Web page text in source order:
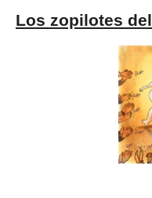
Los zopilotes del